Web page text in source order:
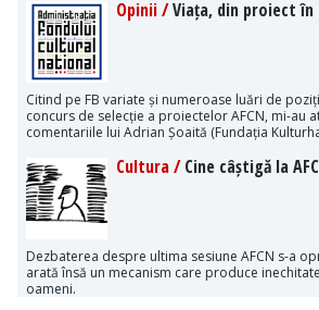
Opinii /Viața, din proiect în
Citind pe FB variate și numeroase luări de
concurs de selecție a proiectelor AFCN, mi-au
comentariile lui Adrian Șoaită (Fundația
Cultura /Cine câștigă la
Dezbaterea despre ultima sesiune AFCN s-a
arată însă un mecanism care produce
oameni.